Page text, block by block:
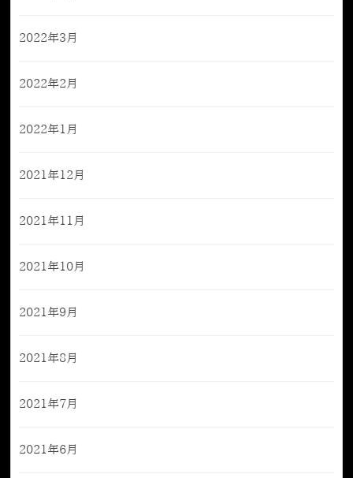
2022年3月
2022年2月
2022年1月
2021年12月
2021年11月
2021年10月
2021年9月
2021年8月
2021年7月
2021年6月